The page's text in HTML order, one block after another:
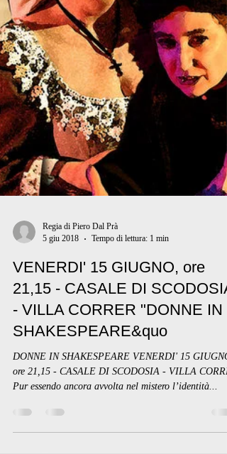
5 giu 2018
Tempo di lettura: 1 min
VENERDI' 15 GIUGNO, ore
21,15 - CASALE DI SCODOSIA
- VILLA CORRER "DONNE IN
SHAKESPEARE&quo
DONNE IN SHAKESPEARE VENERDI' 15
Pur essendo ancora avvolta nel mistero l’identità...